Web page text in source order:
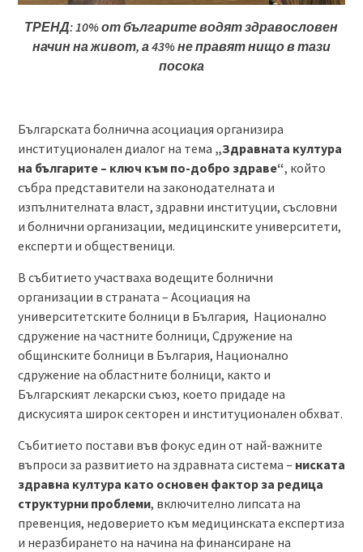
ТРЕНД:10% от българите водят здравословен
начин на живот, а 43% не правят нищо в тази
посока
Българската болнична асоциация организира
институционален диалог на тема „Здравната култура
на българите – ключ към по-добро здраве“, който
събра представители на законодателната и
изпълнителната власт, здравни институции, съсловни
и болнични организации, медицинските университети,
експерти и общественици.
В събитието участваха водещите болнични
организации в страната – Асоциация на
университетските болници в България, Национално
сдружение на частните болници, Сдружение на
общинските болници в България, Национално
сдружение на областните болници, както и
Българският лекарски съюз, което придаде на
дискусията широк секторен и институционален обхват.
Събитието постави във фокус един от най-важните
въпроси за развитието на здравната система – ниската
здравна култура като основен фактор за редица
структурни проблеми, включително липсата на
превенция, недоверието към медицинската експертиза
и неразбирането на начина на финансиране на